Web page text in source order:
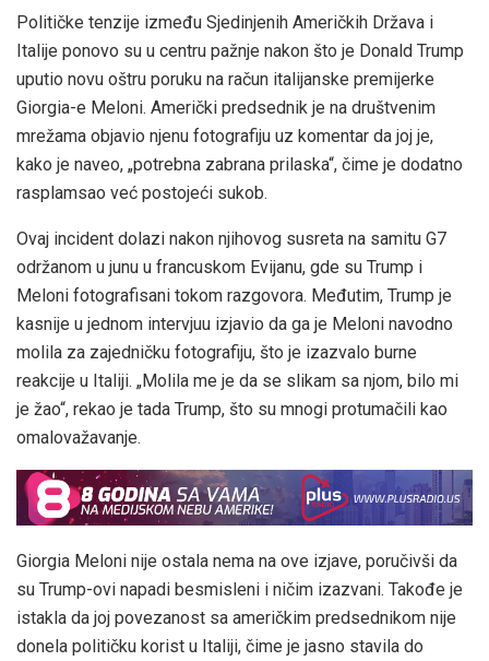
Političke tenzije između Sjedinjenih Američkih Država i
Italije ponovo su u centru pažnje nakon što je Donald Trump
uputio novu oštru poruku na račun italijanske premijerke
Giorgia-e Meloni. Američki predsednik je na društvenim
mrežama objavio njenu fotografiju uz komentar da joj je,
kako je naveo, „potrebna zabrana prilaska“, čime je dodatno
rasplamsao već postojeći sukob.
Ovaj incident dolazi nakon njihovog susreta na samitu G7
održanom u junu u francuskom Evijanu, gde su Trump i
Meloni fotografisani tokom razgovora. Međutim, Trump je
kasnije u jednom intervjuu izjavio da ga je Meloni navodno
molila za zajedničku fotografiju, što je izazvalo burne
reakcije u Italiji. „Molila me je da se slikam sa njom, bilo mi
je žao“, rekao je tada Trump, što su mnogi protumačili kao
omalovažavanje.
Giorgia Meloni nije ostala nema na ove izjave, poručivši da
su Trump-ovi napadi besmisleni i ničim izazvani. Takođe je
istakla da joj povezanost sa američkim predsednikom nije
donela političku korist u Italiji, čime je jasno stavila do